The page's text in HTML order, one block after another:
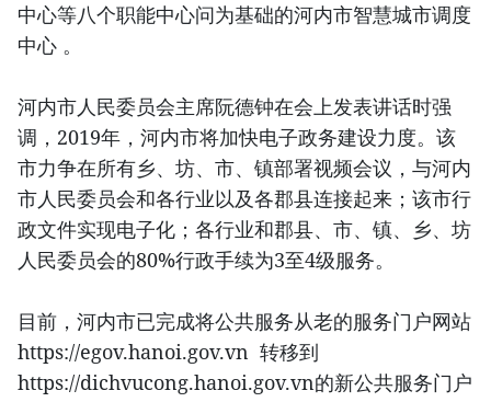
中心等八个职能中心问为基础的河内市智慧城市调度
中心 。
河内市人民委员会主席阮德钟在会上发表讲话时强
调，2019年，河内市将加快电子政务建设力度。该
市力争在所有乡、坊、市、镇部署视频会议，与河内
市人民委员会和各行业以及各郡县连接起来；该市行
政文件实现电子化；各行业和郡县、市、镇、乡、坊
人民委员会的80%行政手续为3至4级服务。
目前，河内市已完成将公共服务从老的服务门户网站
https://egov.hanoi.gov.vn 转移到
https://dichvucong.hanoi.gov.vn的新公共服务门户